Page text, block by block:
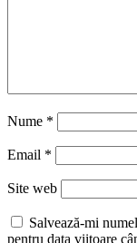
Nume *
Email *
Site web
Salvează-mi
pentru data viitoare